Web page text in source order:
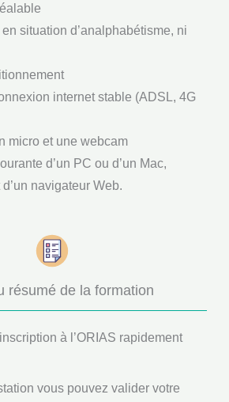
situation d’analphabétisme, ni
internet stable (ADSL, 4G
micro et une webcam
d’un PC ou d’un Mac,
d’un navigateur Web.
résumé de la formation
à l’ORIAS rapidement
vous pouvez valider votre